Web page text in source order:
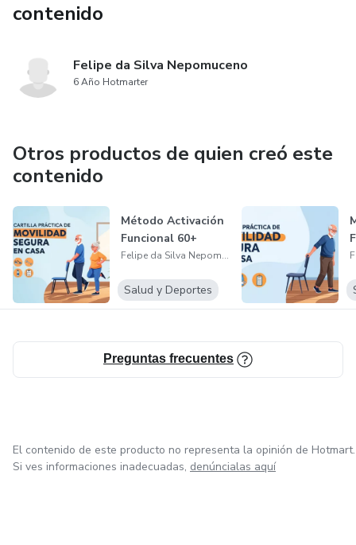
contenido
Felipe da Silva Nepomuceno
6 Año Hotmarter
Otros productos de quien creó este
contenido
Método Activación
Funcional 60+
Felipe da Silva Nepomuceno
Salud y Deportes
Preguntas frecuentes
El contenido de este producto no representa la opinión de Hotmart.
Si ves informaciones inadecuadas, denúncialas aquí